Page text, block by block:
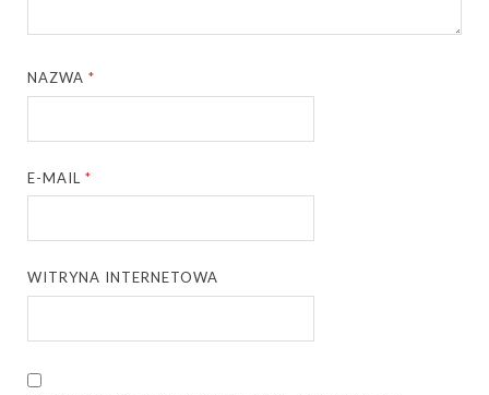
NAZWA*
E-MAIL*
WITRYNA INTERNETOWA